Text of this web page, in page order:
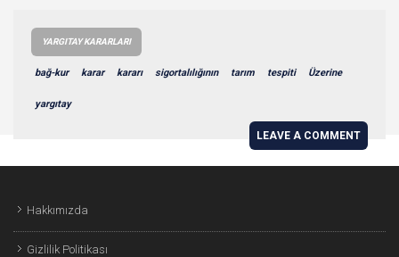
YARGITAY KARARLARI
bağ-kur karar kararı sigortalılığının tarım tespiti Üzerine
yargıtay
LEAVE A COMMENT
Hakkımızda
Gizlilik Politikası